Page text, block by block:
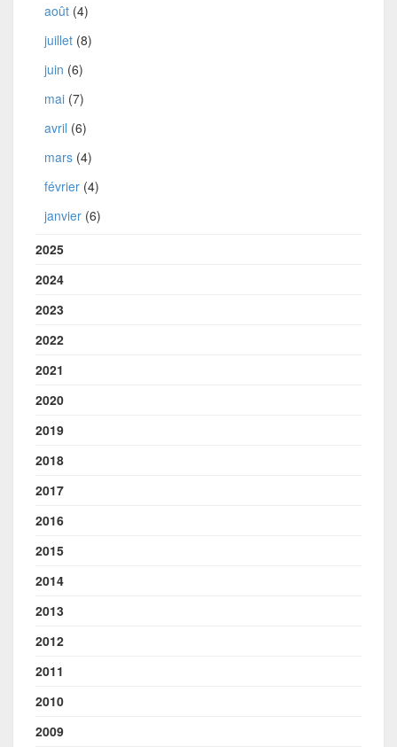
août (4)
juillet (8)
juin (6)
mai (7)
avril (6)
mars (4)
février (4)
janvier (6)
2025
2024
2023
2022
2021
2020
2019
2018
2017
2016
2015
2014
2013
2012
2011
2010
2009